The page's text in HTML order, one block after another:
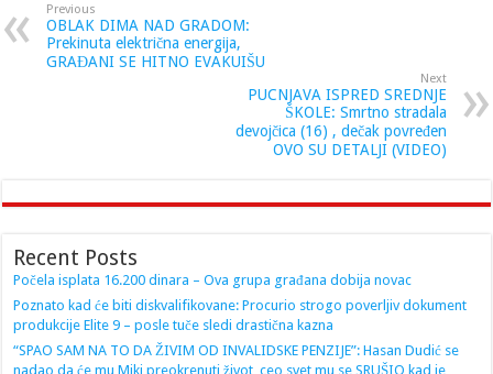
Previous
OBLAK DIMA NAD GRADOM:
Prekinuta električna energija,
GRAĐANI SE HITNO EVAKUIŠU
Next
PUCNJAVA ISPRED SREDNJE
ŠKOLE: Smrtno stradala
devojčica (16) , dečak povređen
OVO SU DETALJI (VIDEO)
Recent Posts
Počela isplata 16.200 dinara – Ova grupa građana dobija novac
Poznato kad će biti diskvalifikovane: Procurio strogo poverljiv dokument
produkcije Elite 9 – posle tuče sledi drastična kazna
“SPAO SAM NA TO DA ŽIVIM OD INVALIDSKE PENZIJE”: Hasan Dudić se
nadao da će mu Miki preokrenuti život, ceo svet mu se SRUŠIO kad je